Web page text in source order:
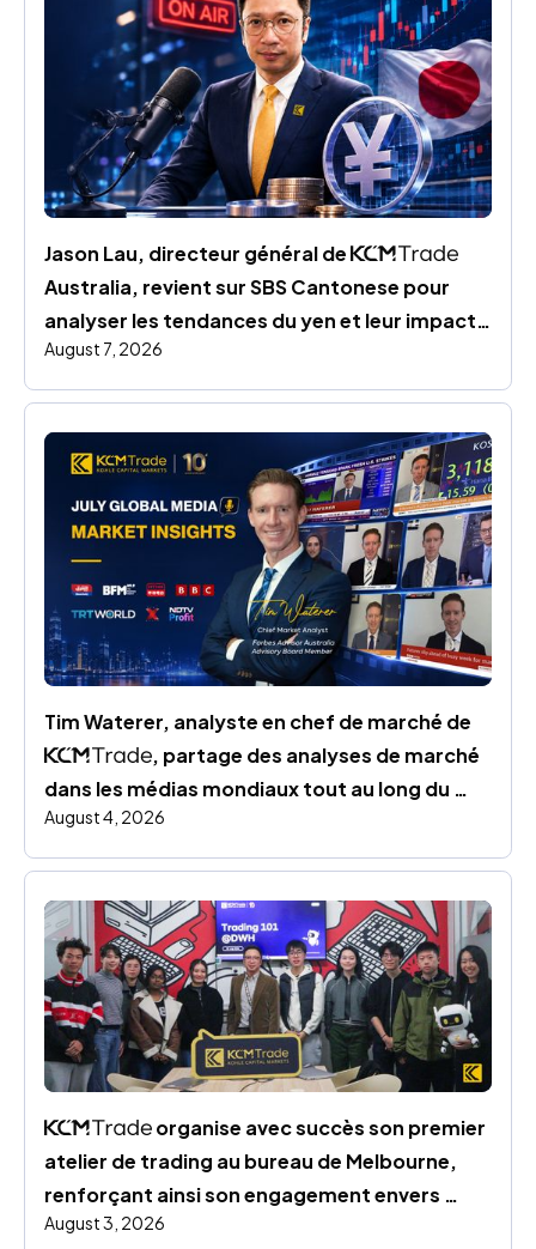
Jason Lau, directeur général de
Australia, revient sur SBS Cantonese pour
analyser les tendances du yen et leur impact
sur les marchés mondiaux
August 7, 2026
, partage des analyses de marché
dans les médias mondiaux tout au long du
mois de juillet
August 4, 2026
organise avec succès son premier
atelier de trading au bureau de Melbourne,
renforçant ainsi son engagement envers
l’éducation financière
August 3, 2026